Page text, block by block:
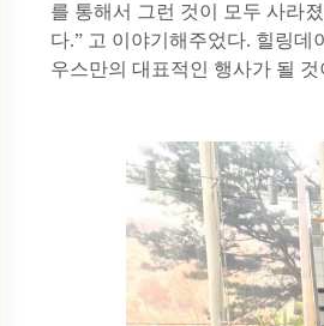
를 통해서 그런 것이 모두 사라
다.” 고 이야기해주었다. 힐링
우스만의 대표적인 행사가 될 것